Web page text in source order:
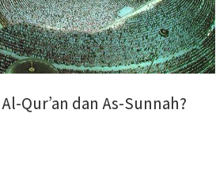
Qur’an dan As-Sunnah?